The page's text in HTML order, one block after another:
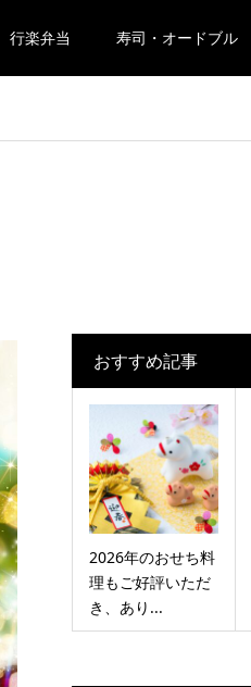
行楽弁当 寿司・オードブル
おすすめ記事
2026年のおせち料
理もご好評いただ
き、あり...